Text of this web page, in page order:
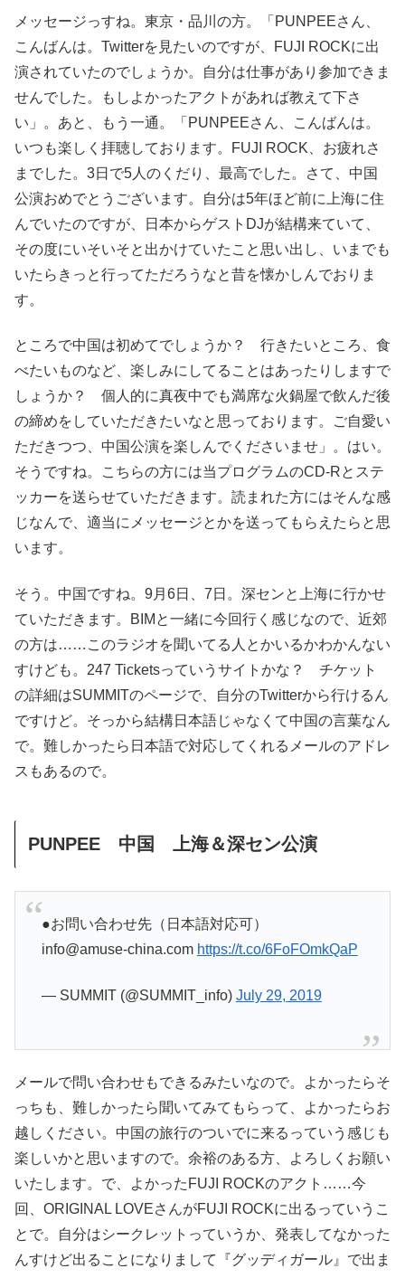
メッセージっすね。東京・品川の方。「PUNPEEさん、
こんばんは。Twitterを見たいのですが、FUJI ROCKに出
演されていたのでしょうか。自分は仕事があり参加できま
せんでした。もしよかったアクトがあれば教えて下さ
い」。あと、もう一通。「PUNPEEさん、こんばんは。
いつも楽しく拝聴しております。FUJI ROCK、お疲れさ
までした。3日で5人のくだり、最高でした。さて、中国
公演おめでとうございます。自分は5年ほど前に上海に住
んでいたのですが、日本からゲストDJが結構来ていて、
その度にいそいそと出かけていたこと思い出し、いまでも
いたらきっと行ってただろうなと昔を懐かしんでおりま
す。
ところで中国は初めてでしょうか？ 行きたいところ、食
べたいものなど、楽しみにしてることはあったりしますで
しょうか？ 個人的に真夜中でも満席な火鍋屋で飲んだ後
の締めをしていただきたいなと思っております。ご自愛い
ただきつつ、中国公演を楽しんでくださいませ」。はい。
そうですね。こちらの方には当プログラムのCD-Rとステ
ッカーを送らせていただきます。読まれた方にはそんな感
じなんで、適当にメッセージとかを送ってもらえたらと思
います。
そう。中国ですね。9月6日、7日。深センと上海に行かせ
ていただきます。BIMと一緒に今回行く感じなので、近郊
の方は……このラジオを聞いてる人とかいるかわかんない
すけども。247 Ticketsっていうサイトかな？ チケット
の詳細はSUMMITのページで、自分のTwitterから行けるん
ですけど。そっから結構日本語じゃなくて中国の言葉なん
で。難しかったら日本語で対応してくれるメールのアドレ
スもあるので。
PUNPEE 中国 上海＆深セン公演
●お問い合わせ先（日本語対応可）
info@amuse-china.com https://t.co/6FoFOmkQaP
— SUMMIT (@SUMMIT_info) July 29, 2019
メールで問い合わせもできるみたいなので。よかったらそ
っちも、難しかったら聞いてみてもらって、よかったらお
越しください。中国の旅行のついでに来るっていう感じも
楽しいかと思いますので。余裕のある方、よろしくお願い
いたします。で、よかったFUJI ROCKのアクト……今
回、ORIGINAL LOVEさんがFUJI ROCKに出るっていうこ
とで。自分はシークレットっていうか、発表してなかった
んすけど出ることになりまして『グッディガール』で出ま